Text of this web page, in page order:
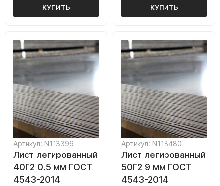
КУПИТЬ КУПИТЬ
Артикул: N113396
Лист легированный
40Г2 0.5 мм ГОСТ
4543-2014
Артикул: N113480
Лист легированный
50Г2 9 мм ГОСТ
4543-2014